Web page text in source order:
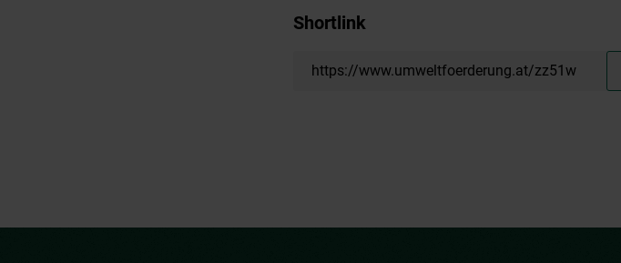
Shortlink
https://www.umweltfoerderung.at/zz51w